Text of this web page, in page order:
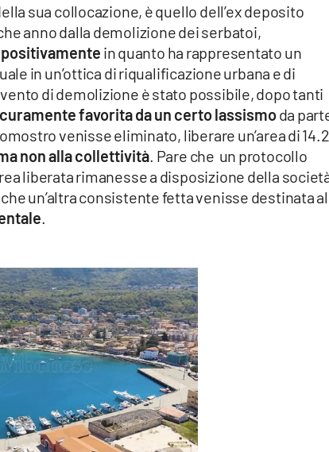
sua collocazione, è quello dell’ex deposito
anno dalla demolizione dei serbatoi,
in quanto ha rappresentato un
in un’ottica di riqualificazione urbana e di
di demolizione è stato possibile, dopo tanti
favorita da un certo lassismoda
venisse eliminato, liberare un’area di
non alla collettività. Pare che un protocollo
liberata rimanesse a disposizione della
un’altra consistente fetta venisse destinata al
.